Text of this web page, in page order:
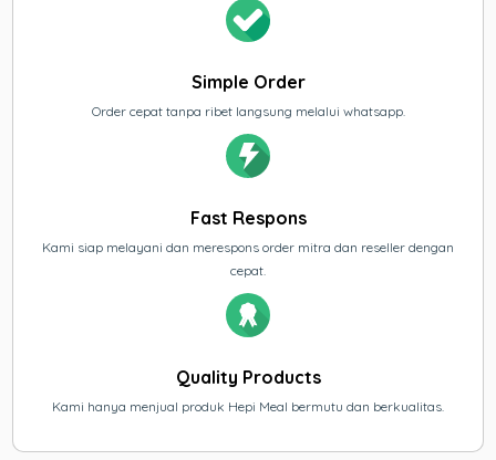
Simple Order
Order cepat tanpa ribet langsung melalui whatsapp.
Fast Respons
Kami siap melayani dan merespons order mitra dan reseller dengan
cepat.
Quality Products
Kami hanya menjual produk Hepi Meal bermutu dan berkualitas.